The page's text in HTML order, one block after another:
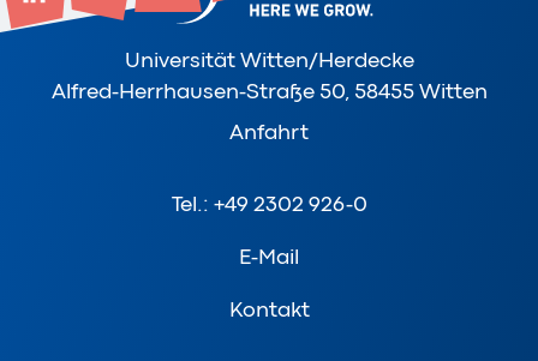
Universität Witten/Herdecke
Alfred-Herrhausen-Straße 50, 58455 Witten
Anfahrt
Tel.: +49 2302 926-0
E-Mail
Kontakt